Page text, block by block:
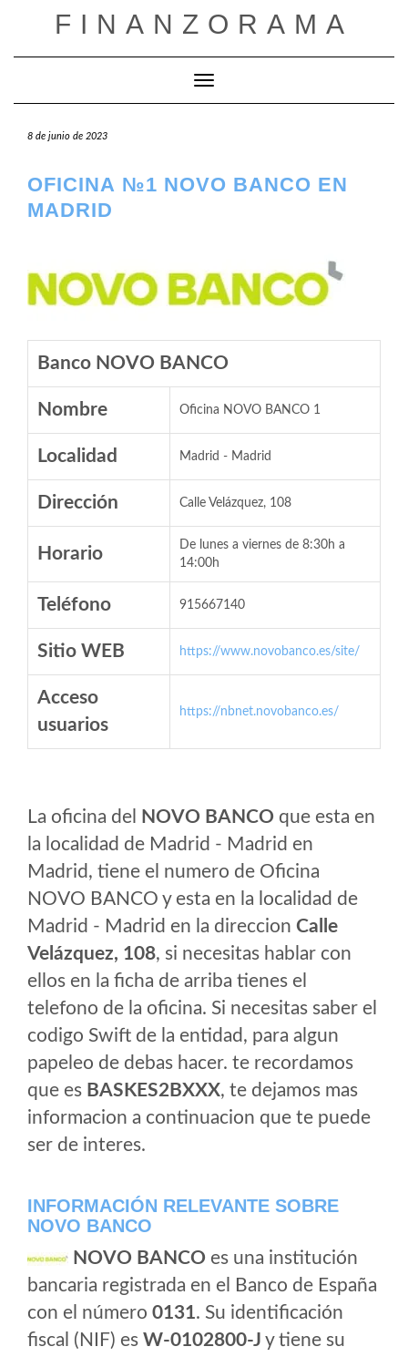
FINANZORAMA
Cambiar modo de navegación
8 de junio de 2023
OFICINA №1 NOVO BANCO EN
MADRID
Banco NOVO BANCO
Nombre Oficina NOVO BANCO 1
Localidad Madrid - Madrid
Dirección Calle Velázquez, 108
Horario
De lunes a viernes de 8:30h a
14:00h
Teléfono 915667140
Sitio WEB https://www.novobanco.es/site/
Acceso
usuarios
https://nbnet.novobanco.es/
La oficina del NOVO BANCO que esta en
la localidad de Madrid - Madrid en
Madrid, tiene el numero de Oficina
NOVO BANCO y esta en la localidad de
Madrid - Madrid en la direccion Calle
Velázquez, 108, si necesitas hablar con
ellos en la ficha de arriba tienes el
telefono de la oficina. Si necesitas saber el
codigo Swift de la entidad, para algun
papeleo de debas hacer. te recordamos
que es BASKES2BXXX, te dejamos mas
informacion a continuacion que te puede
ser de interes.
INFORMACIÓN RELEVANTE SOBRE
NOVO BANCO
NOVO BANCO es una institución
bancaria registrada en el Banco de España
con el número 0131. Su identificación
fiscal (NIF) es W-0102800-J y tiene su